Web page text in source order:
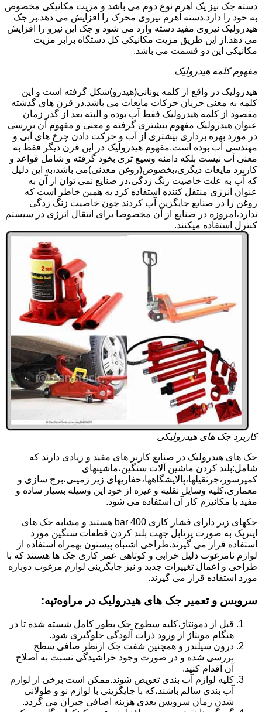
دسته جک نیز یک اهرم نوع دوم می باشد و مزیت مکانیکی مخصوص
به خود را دارد.دسته اهرم نیروی محرک را افزایش می دهد.بر جک
هیدرولیک نیروی مفید دسته وارد می شود و جک این نیرو را افزایش
می دهد.از این طریق مزیت مکانیکی کل دستگاه برابر مزیت
مکانیکی این دو قسمت می باشد.
مفهوم کلمه هیدرولیک
هیدرولیک در واقع از کلمه یونانی(هیدرو)شکل گرفته است و این
کلمه به معنی جریان حرکات مایعات می باشد.در قرن های گذشته
مقصود از کلمه هیدرولیک فقط آب بوده و البته بعد از گذر زمان
عنوان هیدرولیک مفهوم بیشتری گرفته و معنی و مفهوم آن بررسی
در مورد بهره برداری بیشتری از آب و حرکت دادن چرخ های آبی و
مهندسی آب بوده است.مفهوم هیدرولیک در این قرن دیگر فقط به
معنی آب نیست بلکه دامنه وسیع تری بخود گرفته و شامل قواعد و
کاربرد مایعات دیگری،بخصوص(روغن معدنی)می باشد،به این دلیل
که آب به علت خاصیت زنگ زدگی،در صنایع نمی توان از آن به
عنوان انرژی منتقل کننده استفاده کرد به همین خاطر است که
روغن را در صنایع جایگزین آب کردند چون خاصیت زنگ زدگی
ندارد،امروزه در صنایع از آن مخصوصا برای انتقال انرژی در سیستم
کنترل استفاده میکنند.
کاربرد جک های هیدرولیکی
جک های هیدرولیک در صنایع کاربر های مفید و زیادی دارند که
شامل:بلند کردن ماشین آلات سنگین،ماشینهای
کمپرسور،جرثقیلها،پالایشگاهها،حفاریهای زیر زمینی،برج سازی و
معماری،کلیه وسایل نقلیه و غیره از خود این وسیله بسیار ساده و
مفید یا مکانیزم کار آن استفاده می شود.
جکهای زیر دارای فشار کاری 400 bar هستند و مشابه جک های
اینرپک به صورت پرتابل جهت بلند کردن قطعات سنگین مورد
استفاده قرار می گیرند.طراحی اشتباه پیستون بهمراه استفاده از
لوازم نامرغوب دلیل خرابی و کوتاهی عمر کاری جک ها هستند که با
طراحی و اعمال تغییرات جدید و نیز جایگزینی لوازم مرغوب دوباره
مورد استفاده قرار می گیرند.
سرویس و تعمیر جک های هیدرولیک در مراوه‌تپه:
قبل از دمونتاژ،کلیه سطوح جک بطور کامل شسته شده تا در
هنگام مونتاژ از ورود ذرات آلودگی جلوگیری شود.
درون سیلندر و همچنین شفت جک ازنظر صافی سطح
بررسی شده و در صورت وجود خراشیدگی نسبت به اصلاح
آن اقدام کنید.
کلیه لوازم آب بندی تعویض شوند.ممکن است برخی از لوازم
آب بندی سالم باشند،که با جایگزینی با لوازم نو و طولانی
شدن زمان سرویس بعدی هزینه اضافی جبران می گردد.